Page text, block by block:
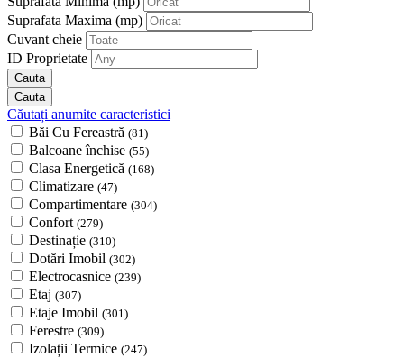
Suprafata Maxima (mp)
Cuvant cheie
ID Proprietate
Căutați anumite caracteristici
Băi Cu Fereastră (81)
Balcoane închise (55)
Clasa Energetică (168)
Climatizare (47)
Compartimentare (304)
Confort (279)
Destinație (310)
Dotări Imobil (302)
Electrocasnice (239)
Etaj (307)
Etaje Imobil (301)
Ferestre (309)
Izolații Termice (247)